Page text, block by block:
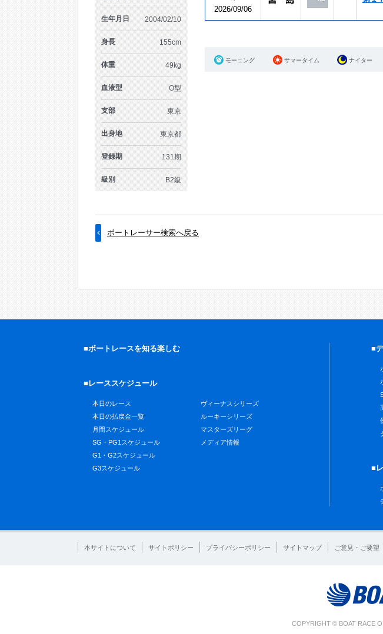
生年月日 2004/02/10
身長 155cm
体重 49kg
血液型 O型
支部 東京
出身地 東京都
登録期 131期
級別 B2級
2026/09/06
モーニング サマータイム ナイター
ボートレーサー検索へ戻る
■ボートレースを知る楽しむ
■レーススケジュール
本日のレース
本日の払戻金一覧
月間スケジュール
SG・PG1スケジュール
G1・G2スケジュール
G3スケジュール
ヴィーナスシリーズ
ルーキーシリーズ
マスターズリーグ
メディア情報
■
■
本サイトについて サイトポリシー プライバシーポリシー サイトマップ ご意見・ご要望
COPYRIGHT © BOAT RACE